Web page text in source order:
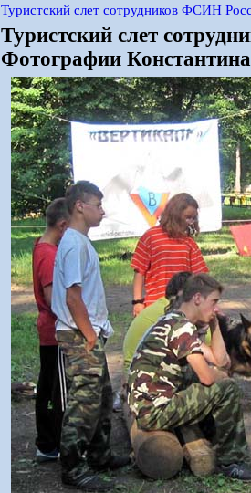
Туристский слет сотрудников ФСИН
Туристский слет
Фотографии